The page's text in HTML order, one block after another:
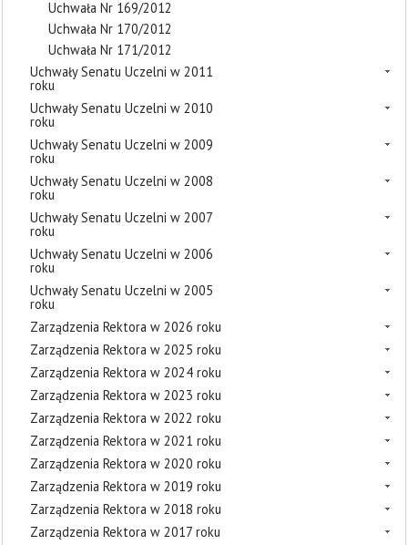
Uchwała Nr 169/2012
Uchwała Nr 170/2012
Uchwała Nr 171/2012
Uchwały Senatu Uczelni w 2011
roku
Uchwały Senatu Uczelni w 2010
roku
Uchwały Senatu Uczelni w 2009
roku
Uchwały Senatu Uczelni w 2008
roku
Uchwały Senatu Uczelni w 2007
roku
Uchwały Senatu Uczelni w 2006
roku
Uchwały Senatu Uczelni w 2005
roku
Zarządzenia Rektora w 2026 roku
Zarządzenia Rektora w 2025 roku
Zarządzenia Rektora w 2024 roku
Zarządzenia Rektora w 2023 roku
Zarządzenia Rektora w 2022 roku
Zarządzenia Rektora w 2021 roku
Zarządzenia Rektora w 2020 roku
Zarządzenia Rektora w 2019 roku
Zarządzenia Rektora w 2018 roku
Zarządzenia Rektora w 2017 roku